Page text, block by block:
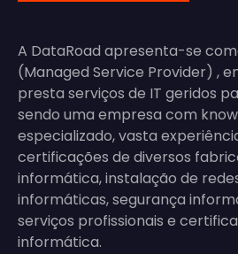
A DataRoad apresenta-se
(Managed Service Provider) ,
presta serviços de IT geridos
sendo uma empresa com
especializado, vasta
certificações de diversos
informática, instalação de
informáticas, segurança
serviços profissionais e
informática.